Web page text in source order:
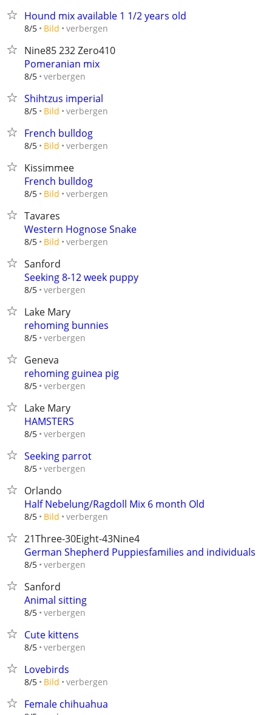
Hound mix available 1 1/2 years old
8/5 Bild verbergen
Nine85 232 Zero410
Pomeranian mix
8/5 verbergen
Shihtzus imperial
8/5 Bild verbergen
French bulldog
8/5 Bild verbergen
Kissimmee
French bulldog
8/5 Bild verbergen
Tavares
Western Hognose Snake
8/5 Bild verbergen
Sanford
Seeking 8-12 week puppy
8/5 verbergen
Lake Mary
rehoming bunnies
8/5 verbergen
Geneva
rehoming guinea pig
8/5 verbergen
Lake Mary
HAMSTERS
8/5 verbergen
Seeking parrot
8/5 verbergen
Orlando
Half Nebelung/Ragdoll Mix 6 month Old
8/5 Bild verbergen
21Three-30Eight-43Nine4
German Shepherd Puppiesfamilies and individuals
8/5 verbergen
Sanford
Animal sitting
8/5 verbergen
Cute kittens
8/5 verbergen
Lovebirds
8/5 Bild verbergen
Female chihuahua